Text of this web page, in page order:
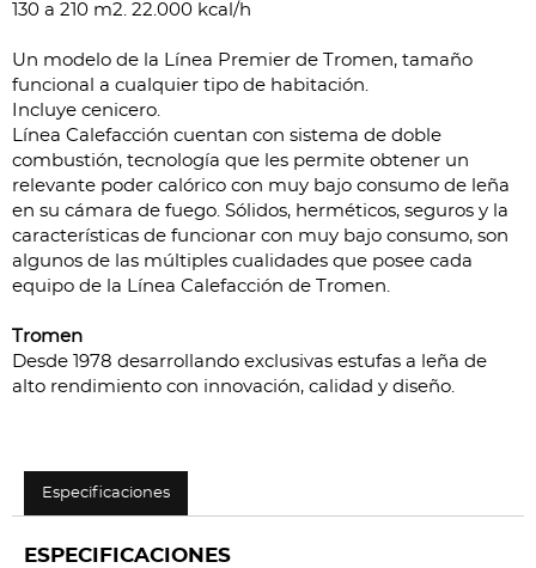
130 a 210 m2. 22.000 kcal/h
Un modelo de la Línea Premier de Tromen, tamaño
funcional a cualquier tipo de habitación.
Incluye cenicero.
Línea Calefacción cuentan con sistema de doble
combustión, tecnología que les permite obtener un
relevante poder calórico con muy bajo consumo de leña
en su cámara de fuego. Sólidos, herméticos, seguros y la
características de funcionar con muy bajo consumo, son
algunos de las múltiples cualidades que posee cada
equipo de la Línea Calefacción de Tromen.
Tromen
Desde 1978 desarrollando exclusivas estufas a leña de
alto rendimiento con innovación, calidad y diseño.
Especificaciones
ESPECIFICACIONES